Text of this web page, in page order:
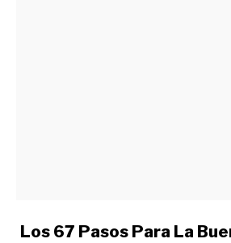
link
Los 67 Pasos Para La